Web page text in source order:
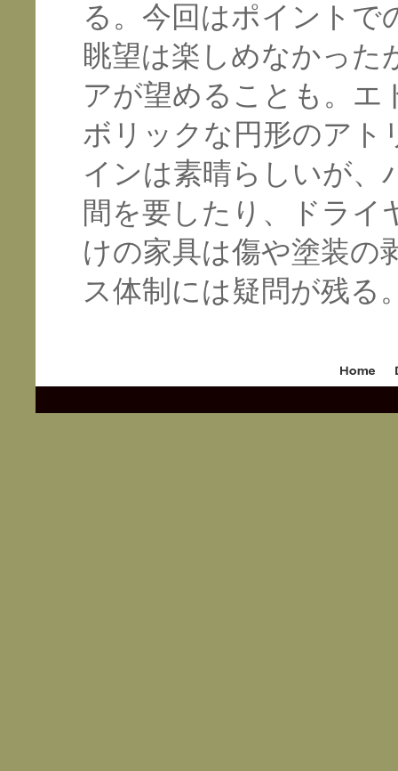
る。今回はポイントで
眺望は楽しめなかった
アが望めることも。エ
ボリックな円形のアト
インは素晴らしいが、
間を要したり、ドライ
けの家具は傷や塗装の
ス体制には疑問が残る